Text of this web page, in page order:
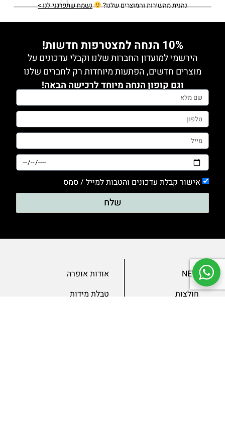
נהנית מהשירות והמוצרים שלנו? נשמח שתפרגני לנו >
10% הנחה למצטרפות חדשות!
הירשמי למועדון החברות שלנו וקבלי עדכונים על
מוצרים חדשים, הפתעות מיוחדות רק לחברים שלנו
וגם קופון הנחה מיוחד לרכישה הבאה!
אישור קבלת עדכונים והטבות למייל / סמס
שלח
NEW
חולצות
אודות אופרה
טבלת מידות